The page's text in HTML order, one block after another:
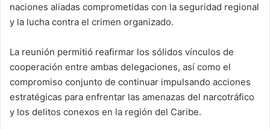
naciones aliadas comprometidas con la seguridad regional
y la lucha contra el crimen organizado.
La reunión permitió reafirmar los sólidos vínculos de
cooperación entre ambas delegaciones, así como el
compromiso conjunto de continuar impulsando acciones
estratégicas para enfrentar las amenazas del narcotráfico
y los delitos conexos en la región del Caribe.